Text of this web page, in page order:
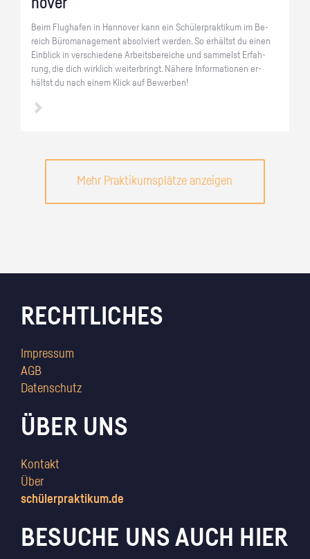
Beim Flug­ha­fen in Han­no­ver kann ein Schü­ler­prak­ti­kum im Be­
reich Bü­ro­ma­nage­ment ab­sol­viert wer­den. So er­hältst du einen
Ein­blick in ver­schie­de­ne Ar­beits­be­rei­che und sam­melst Er­fah­
rung, die dich wirk­lich wei­ter­bringt. Nä­he­re In­for­ma­tio­nen er­
hältst du nach einem Klick auf Be­wer­ben!
Mehr Praktikumsplätze anzeigen
RECHTLICHES
Impressum
AGB
Datenschutz
ÜBER UNS
Kontakt
Über
schülerpraktikum.de
BESUCHE UNS AUCH HIER